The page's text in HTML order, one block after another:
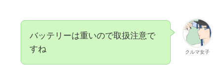
クルマ女子
バッテリーは重いので取扱注意で
すね